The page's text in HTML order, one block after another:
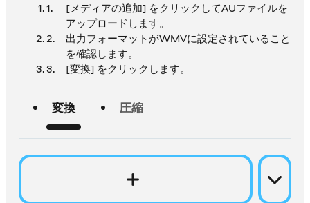
[メディアの追加] をクリックしてAUファイルを
アップロードします。
出力フォーマットがWMVに設定されていること
を確認します。
[変換] をクリックします。
変換 圧縮